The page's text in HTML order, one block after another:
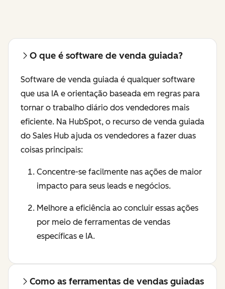
O que é software de venda guiada?
Software de venda guiada é qualquer software
que usa IA e orientação baseada em regras para
tornar o trabalho diário dos vendedores mais
eficiente. Na HubSpot, o recurso de venda guiada
do Sales Hub ajuda os vendedores a fazer duas
coisas principais:
Concentre-se facilmente nas ações de maior
impacto para seus leads e negócios.
Melhore a eficiência ao concluir essas ações
por meio de ferramentas de vendas
específicas e IA.
Como as ferramentas de vendas guiadas